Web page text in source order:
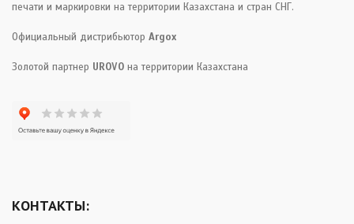
печати и маркировки на территории Казахстана и стран СНГ.
Официальный дистрибьютор Argox
Золотой партнер UROVO на территории Казахстана
КОНТАКТЫ: